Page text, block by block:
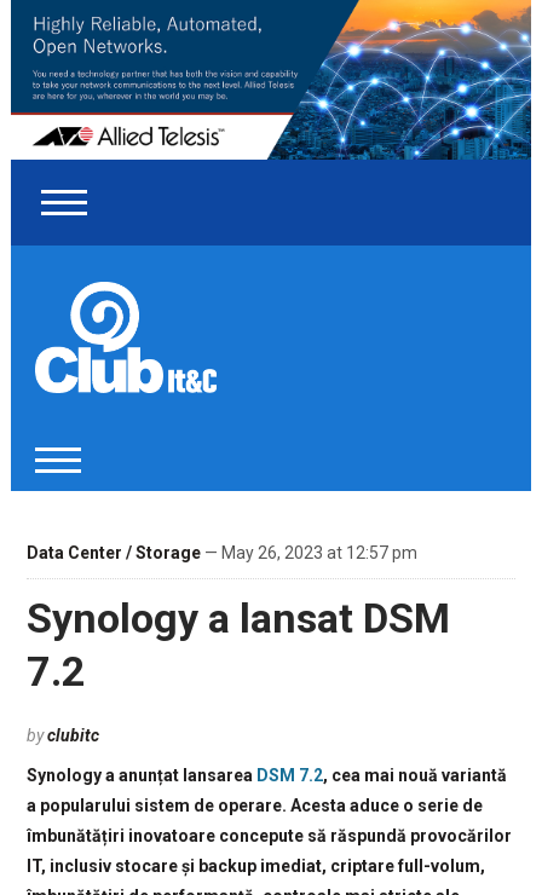
Data Center / Storage— May 26, 2023 at 12:57 pm
Synology a lansat DSM
7.2
byclubitc
Synology a anunțat lansarea DSM 7.2, cea mai nouă variantă
a popularului sistem de operare. Acesta aduce o serie de
îmbunătățiri inovatoare concepute să răspundă provocărilor
IT, inclusiv stocare și backup imediat, criptare full-volum,